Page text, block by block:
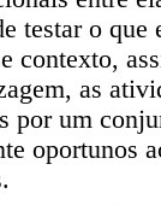
testar o que
contexto,
as
por um
oportunos